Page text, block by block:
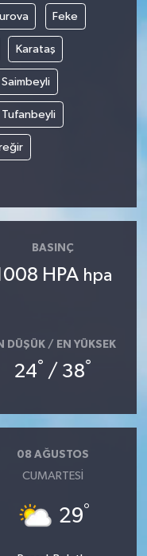
Feke
Karataş
Saimbeyli
Tufanbeyli
BASINÇ
HPA hpa
DÜŞÜK / EN YÜKSEK
24° / 38°
08 AĞUSTOS
CUMARTESI
29°